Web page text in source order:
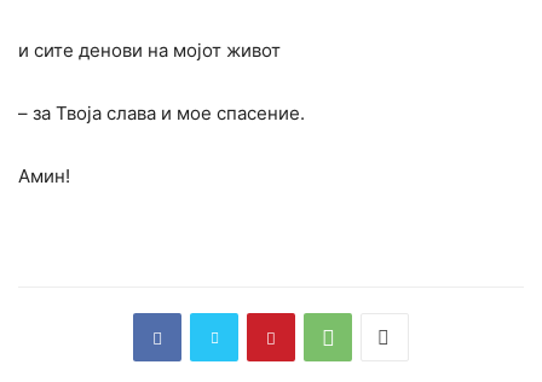
и сите денови на мојот живот
– за Твоја слава и мое спасение.
Aмин!